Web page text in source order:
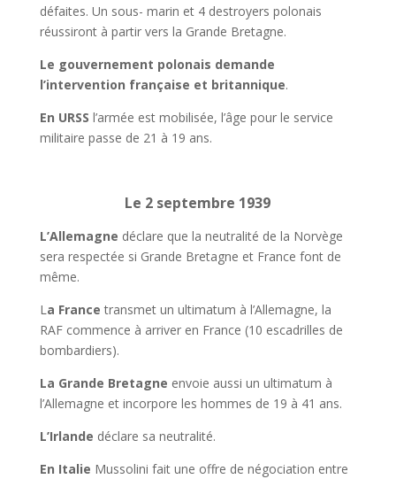
défaites. Un sous- marin et 4 destroyers polonais
réussiront à partir vers la Grande Bretagne.
Le gouvernement polonais demande
l’intervention française et britannique.
En URSS l’armée est mobilisée, l’âge pour le service
militaire passe de 21 à 19 ans.
Le 2 septembre 1939
L’Allemagne déclare que la neutralité de la Norvège
sera respectée si Grande Bretagne et France font de
même.
La Francetransmet un ultimatum à l’Allemagne, la
RAF commence à arriver en France (10 escadrilles de
bombardiers).
La Grande Bretagne envoie aussi un ultimatum à
l’Allemagne et incorpore les hommes de 19 à 41 ans.
L’Irlande déclare sa neutralité.
En Italie Mussolini fait une offre de négociation entre